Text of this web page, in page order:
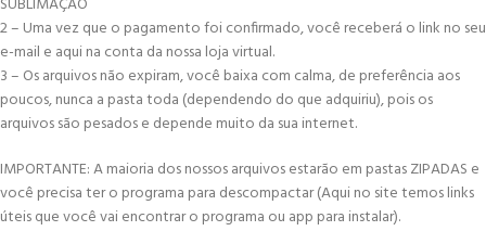
2 – Uma vez que o pagamento foi confirmado, você receberá o link no seu
e-mail e aqui na conta da nossa loja virtual.
3 – Os arquivos não expiram, você baixa com calma, de preferência aos
poucos, nunca a pasta toda (dependendo do que adquiriu), pois os
arquivos são pesados e depende muito da sua internet.
IMPORTANTE: A maioria dos nossos arquivos estarão em pastas ZIPADAS e
você precisa ter o programa para descompactar (Aqui no site temos links
úteis que você vai encontrar o programa ou app para instalar).